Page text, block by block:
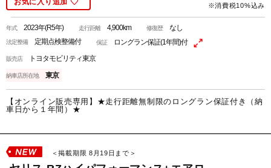
お気に入り追加
※消費税10%込み
年式2023年(R5年) 走行距離4,900km 修復歴なし
法定整備定期点検整備付 保証ロングラン保証(1年間)付
販売店トヨタモビリティ東京
納車店所在地東京
【オンライン販売専用】★走行距離無制限のロングラン保証付き（納
車日から１年間）★
＜掲載期限 8月19日まで＞